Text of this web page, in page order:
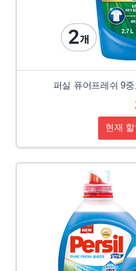
퍼실 퓨어프레쉬 9
현재 할